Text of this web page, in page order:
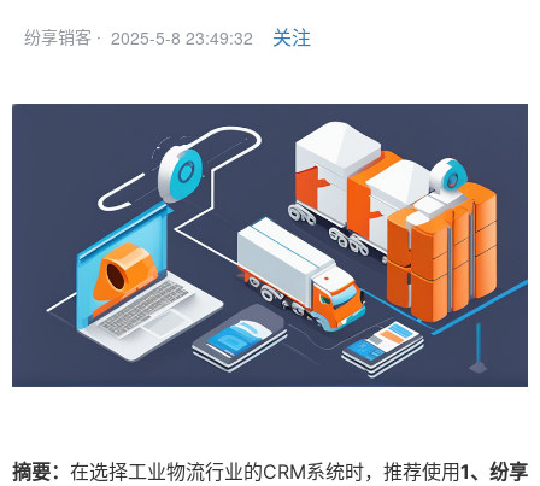
纷享销客 · 2025-5-8 23:49:32 关注
摘要： 在选择工业物流行业的CRM系统时，推荐使用1、纷享